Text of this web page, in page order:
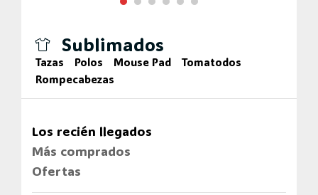
Sublimados
Tazas Polos Mouse Pad
Tomatodos
Rompecabezas
Los recién llegados
Más comprados
Ofertas